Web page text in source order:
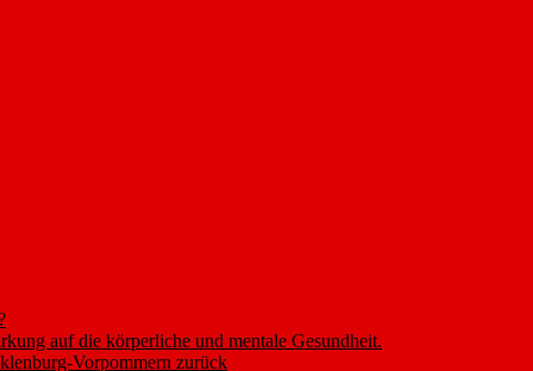
auf die körperliche und mentale Gesundheit.
Vorpommern zurück